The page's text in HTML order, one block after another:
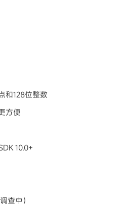
和128位整数
方便
10.0+
查中）